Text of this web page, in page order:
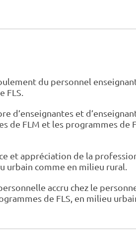
du personnel
FLS.
d’enseignantes et
de FLM et les programmes de
et appréciation de la
urbain comme en milieu rural.
accru chez le
de FLS, en milieu